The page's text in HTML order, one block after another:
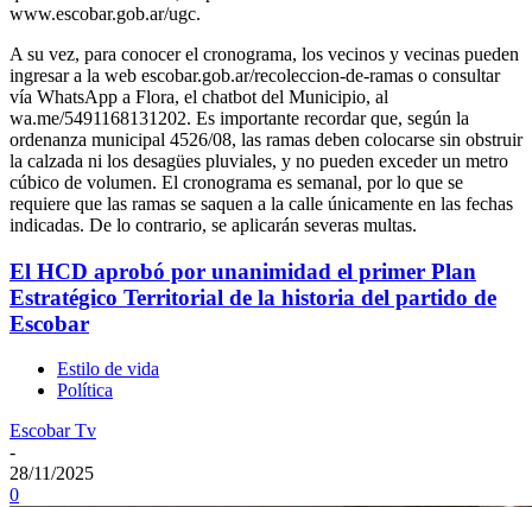
www.escobar.gob.ar/ugc.
A su vez, para conocer el cronograma, los vecinos y vecinas pueden
ingresar a la web escobar.gob.ar/recoleccion-de-ramas o consultar
vía WhatsApp a Flora, el chatbot del Municipio, al
wa.me/5491168131202. Es importante recordar que, según la
ordenanza municipal 4526/08, las ramas deben colocarse sin obstruir
la calzada ni los desagües pluviales, y no pueden exceder un metro
cúbico de volumen. El cronograma es semanal, por lo que se
requiere que las ramas se saquen a la calle únicamente en las fechas
indicadas. De lo contrario, se aplicarán severas multas.
El HCD aprobó por unanimidad el primer Plan
Estratégico Territorial de la historia del partido de
Escobar
Estilo de vida
Política
Escobar Tv
-
28/11/2025
0